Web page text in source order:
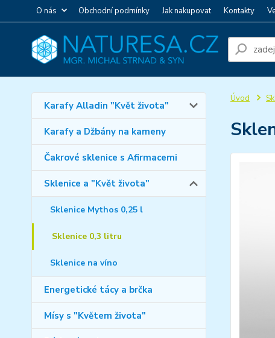
O nás Obchodní podmínky Jak nakupovat Kontakty
Karafy Alladin "Květ života"
Karafy a Džbány na kameny
Čakrové sklenice s Afirmacemi
Sklenice a "Květ života"
Sklenice Mythos 0,25 l
Sklenice 0,3 litru
Sklenice na víno
Energetické tácy a brčka
Mísy s "Květem života"
Úvod